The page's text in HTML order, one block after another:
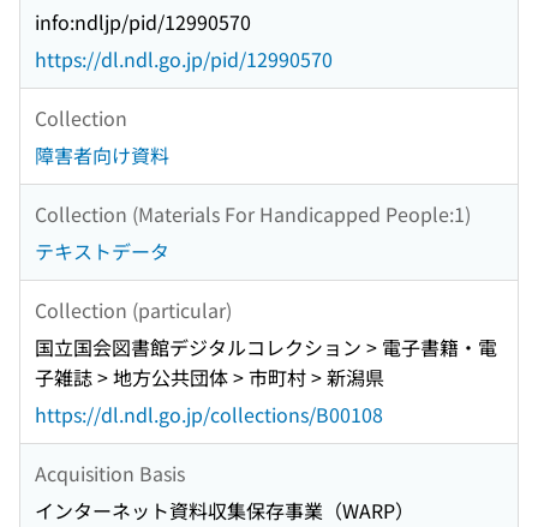
info:ndljp/pid/12990570
https://dl.ndl.go.jp/pid/12990570
Collection
障害者向け資料
Collection (Materials For Handicapped People:1)
テキストデータ
Collection (particular)
国立国会図書館デジタルコレクション > 電子書籍・電
子雑誌 > 地方公共団体 > 市町村 > 新潟県
https://dl.ndl.go.jp/collections/B00108
Acquisition Basis
インターネット資料収集保存事業（WARP）